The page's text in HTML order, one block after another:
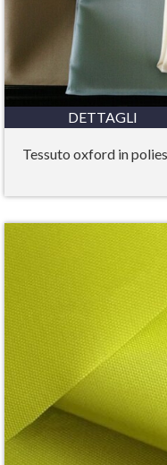
DETTAGLI
Tessuto oxford in